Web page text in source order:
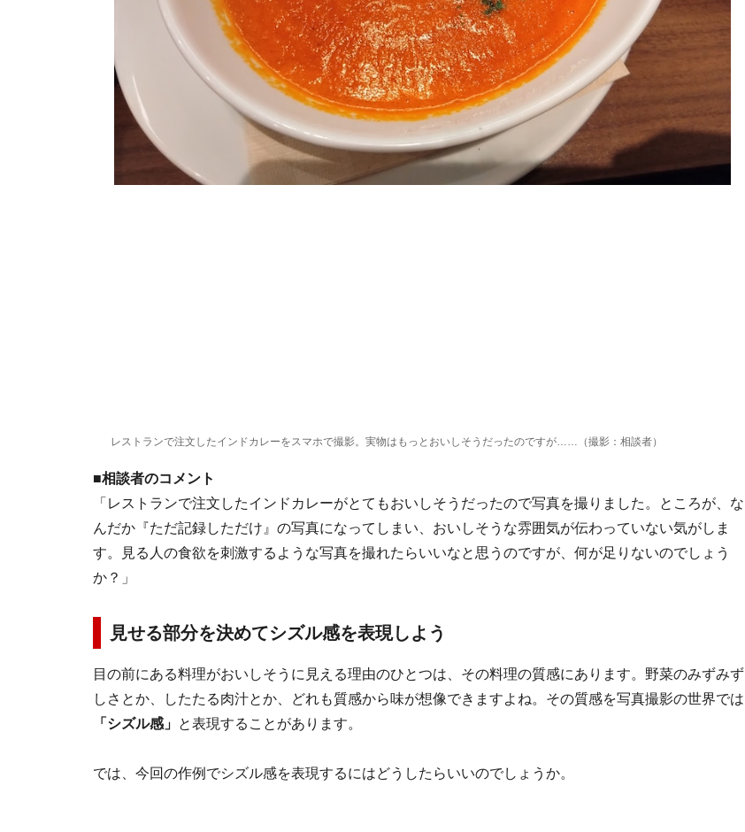
レストランで注文したインドカレーをスマホで撮影。実物はもっとおいしそうだったのですが……（撮影：相談者）
■相談者のコメント
「レストランで注文したインドカレーがとてもおいしそうだったので写真を撮りました。ところが、な
んだか『ただ記録しただけ』の写真になってしまい、おいしそうな雰囲気が伝わっていない気がしま
す。見る人の食欲を刺激するような写真を撮れたらいいなと思うのですが、何が足りないのでしょう
か？」
見せる部分を決めてシズル感を表現しよう
目の前にある料理がおいしそうに見える理由のひとつは、その料理の質感にあります。野菜のみずみず
しさとか、したたる肉汁とか、どれも質感から味が想像できますよね。その質感を写真撮影の世界では
「シズル感」 と表現することがあります。
では、今回の作例でシズル感を表現するにはどうしたらいいのでしょうか。